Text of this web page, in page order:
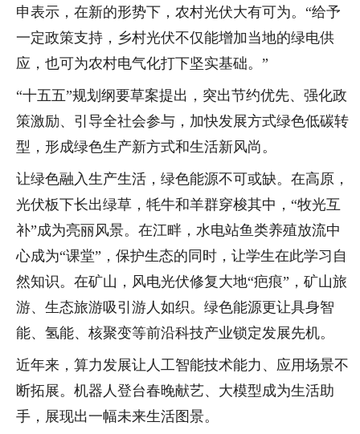
申表示，在新的形势下，农村光伏大有可为。“给予
一定政策支持，乡村光伏不仅能增加当地的绿电供
应，也可为农村电气化打下坚实基础。”
“十五五”规划纲要草案提出，突出节约优先、强化政
策激励、引导全社会参与，加快发展方式绿色低碳转
型，形成绿色生产新方式和生活新风尚。
让绿色融入生产生活，绿色能源不可或缺。在高原，
光伏板下长出绿草，牦牛和羊群穿梭其中，“牧光互
补”成为亮丽风景。在江畔，水电站鱼类养殖放流中
心成为“课堂”，保护生态的同时，让学生在此学习自
然知识。在矿山，风电光伏修复大地“疤痕”，矿山旅
游、生态旅游吸引游人如织。绿色能源更让具身智
能、氢能、核聚变等前沿科技产业锁定发展先机。
近年来，算力发展让人工智能技术能力、应用场景不
断拓展。机器人登台春晚献艺、大模型成为生活助
手，展现出一幅未来生活图景。